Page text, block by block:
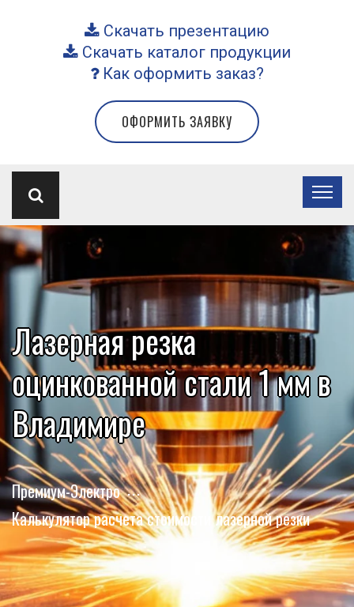
Скачать презентацию
Скачать каталог продукции
Как оформить заказ?
ОФОРМИТЬ ЗАЯВКУ
Лазерная резка
оцинкованной стали 1 мм в
Владимире
Премиум-Электро
Калькулятор расчета стоимости лазерной резки